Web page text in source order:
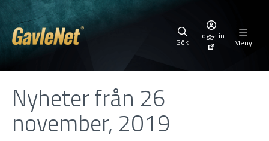
Sök
Logga in
Meny
Nyheter från 26
november, 2019